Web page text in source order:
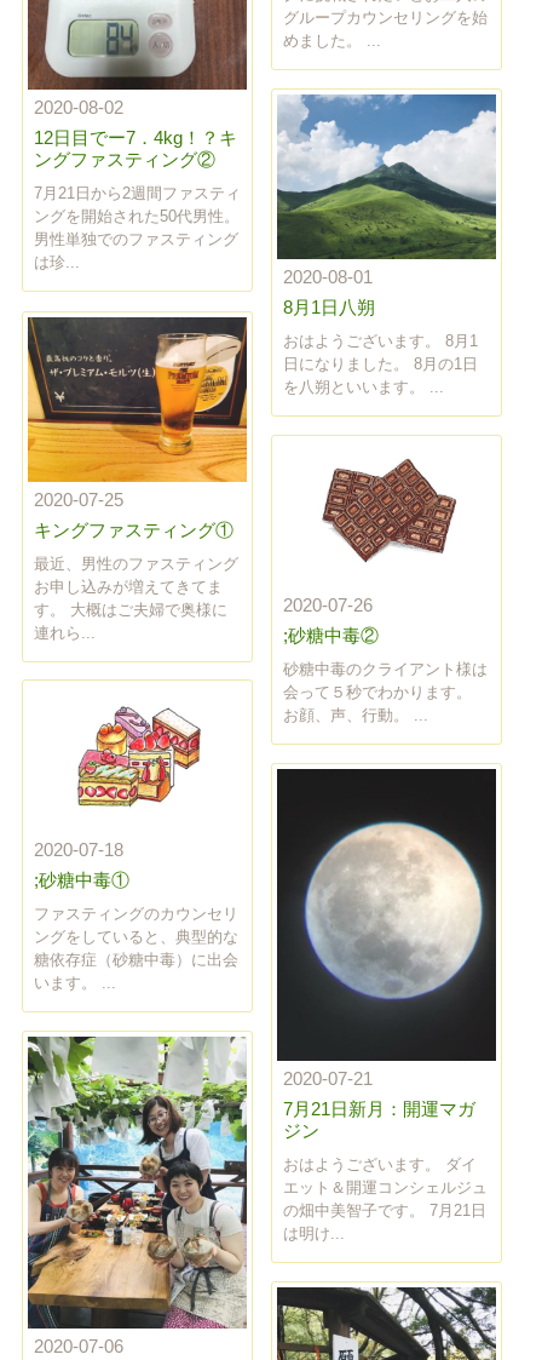
グループカウンセリングを始
めました。 ...
2020-08-02
12日目でー7．4kg！？キ
ングファスティング②
7月21日から2週間ファスティ
ングを開始された50代男性。
男性単独でのファスティング
は珍...
2020-08-01
8月1日八朔
おはようございます。 8月1
日になりました。 8月の1日
を八朔といいます。 ...
2020-07-25
キングファスティング①
最近、男性のファスティング
お申し込みが増えてきてま
す。 大概はご夫婦で奥様に
連れら...
2020-07-26
;砂糖中毒②
砂糖中毒のクライアント様は
会って５秒でわかります。
お顔、声、行動。 ...
2020-07-18
;砂糖中毒①
ファスティングのカウンセリ
ングをしていると、典型的な
糖依存症（砂糖中毒）に出会
います。 ...
2020-07-21
7月21日新月：開運マガ
ジン
おはようございます。 ダイ
エット＆開運コンシェルジュ
の畑中美智子です。 7月21日
は明け...
2020-07-06